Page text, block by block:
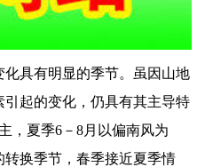
具有明显的季节。虽因山地
起的变化，仍具有其主导特
，夏季6－8月以偏南风为
换季节，春季接近夏季情